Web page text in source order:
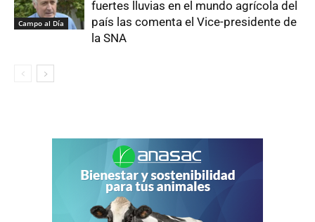
Campo al Día
fuertes lluvias en el mundo agrícola del
país las comenta el Vice-presidente de
la SNA